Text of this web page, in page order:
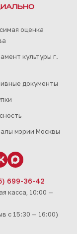
оценка
культуры г.
документы
мэрии Москвы
699-36-42
касса, 10:00 —
с 15:30 — 16:00)